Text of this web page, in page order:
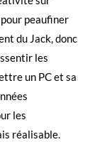
peaufiner
du Jack, donc
les
un PC et sa
les
réalisable.